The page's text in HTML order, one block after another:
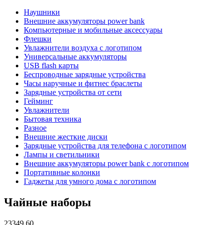
Наушники
Внешние аккумуляторы power bank
Компьютерные и мобильные аксессуары
Флешки
Увлажнители воздуха с логотипом
Универсальные аккумуляторы
USB flash карты
Беспроводные зарядные устройства
Часы наручные и фитнес браслеты
Зарядные устройства от сети
Гейминг
Увлажнители
Бытовая техника
Разное
Внешние жесткие диски
Зарядные устройства для телефона с логотипом
Лампы и светильники
Внешние аккумуляторы power bank с логотипом
Портативные колонки
Гаджеты для умного дома с логотипом
Чайные наборы
23349.60